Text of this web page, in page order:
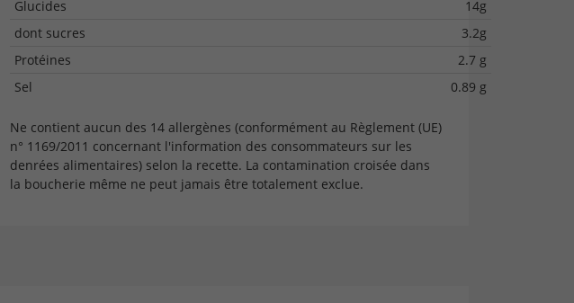
Glucides
14g
dont sucres
3.2g
Protéines
2.7 g
Sel
0.89 g
Ne contient aucun des 14 allergènes (conformément au Règlement (UE)
n° 1169/2011 concernant l'information des consommateurs sur les
denrées alimentaires) selon la recette. La contamination croisée dans
la boucherie même ne peut jamais être totalement exclue.